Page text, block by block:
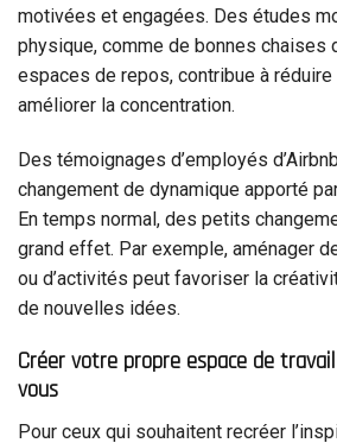
motivées et engagées. Des études
physique, comme de bonnes chaises
espaces de repos, contribue à
améliorer la concentration.
Des témoignages d’employés
changement de dynamique apporté
En temps normal, des petits
grand effet. Par exemple, aménager
ou d’activités peut favoriser la
de nouvelles idées.
Créer votre propre espace de
vous
Pour ceux qui souhaitent recréer